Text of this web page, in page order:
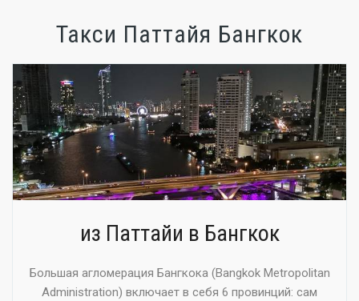
Такси Паттайя Бангкок
из Паттайи в Бангкок
Большая агломерация Бангкока (Bangkok Metropolitan
Administration) включает в себя 6 провинций: сам